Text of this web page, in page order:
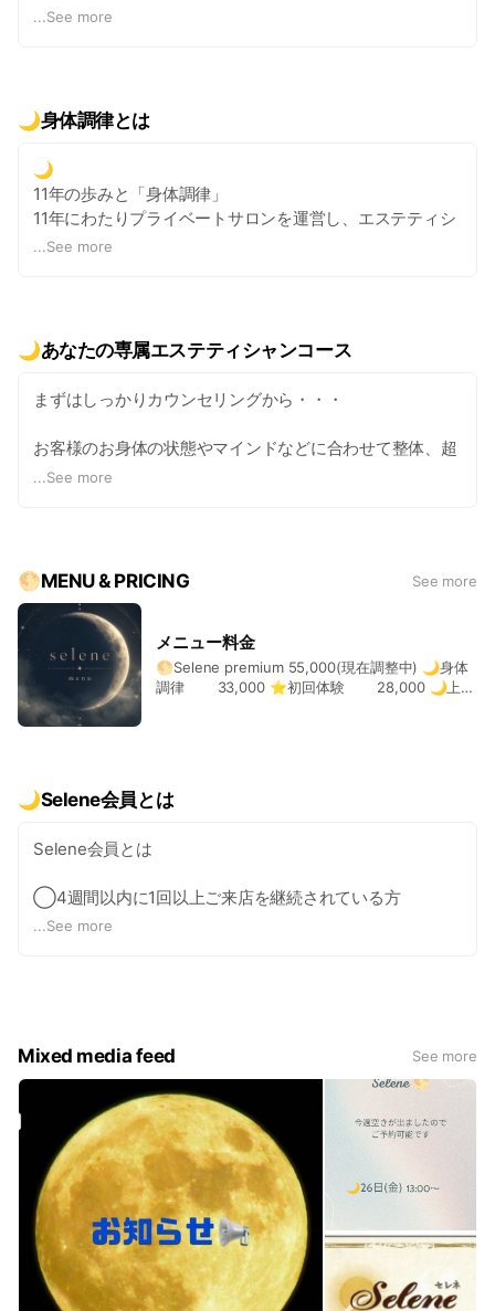
身
...See more
🌙身体調律とは
🌙
11年の歩みと「身体調律」
11年にわたりプライベートサロンを運営し、エステティシ
ャン・セラピストとして多くのお客様の身体と真摯に向き
筋肉、骨格、そして目に見えないエネルギーの滞りまでを
捉え、本来の健やかな状態へと戻していきます
🌙
人生の不協和音を、美しい旋律へ
「身体のズレは、人生の不協和音」
蓄積した「日々の澱（おり）」を丁寧に解き放ち、深部か
技巧を凝らした独自のハンドケアで深層部へアプローチ
施術後は、まるで湯上がりのような充足感と、余分な力み
が抜けた清らかな静寂に包まれます
🌙
こんなあなたへ
・どこへ行っても取れない深い疲れを感じている
ごしたい
🌙
「あなただけの専属調律師」として、あなたの人生がより
...See more
🌙あなたの専属エステティシャンコース
まずはしっかりカウンセリングから・・・
お客様のお身体の状態やマインドなどに合わせて整体、超
音波、筋膜を整え
集中的に整えていきます
一度体感したらやみつきの他店にはないセレネ独自のオー
ダーメイドエステです
それを週一回×4(1クール)
3クール以上
体質改善を求める方、体重より見た目を変えたい方、若返
りたい方、
他店で効果を実感できなかった方
ブライダル(ドレスを美しく着たい方)
期待できる効果
☆全身のバランスが整う（上半身下半身のバランスが整
☆小顔
☆バストアップ
(2カップ上がった方います)
☆ヒップアップ
☆美脚
☆背中二の腕痩せ
...See more
🌕MENU & PRICING See more
メニュー料金
🌕Selene premium 55,000(現在調整中) 🌙身体
調律 33,000 ⭐️初回体験 28,000 🌙上半
🌙Selene会員とは
Selene会員とは
◯4週間以内に1回以上ご来店を継続されている方
⚫︎会費は不要
◯ビジター
⚫︎4週間以上間隔があいてご来店の方は施術料金は定価と
なります
⚫︎キャンペーンなどはご利用いただけます
...See more
Mixed media feed See more